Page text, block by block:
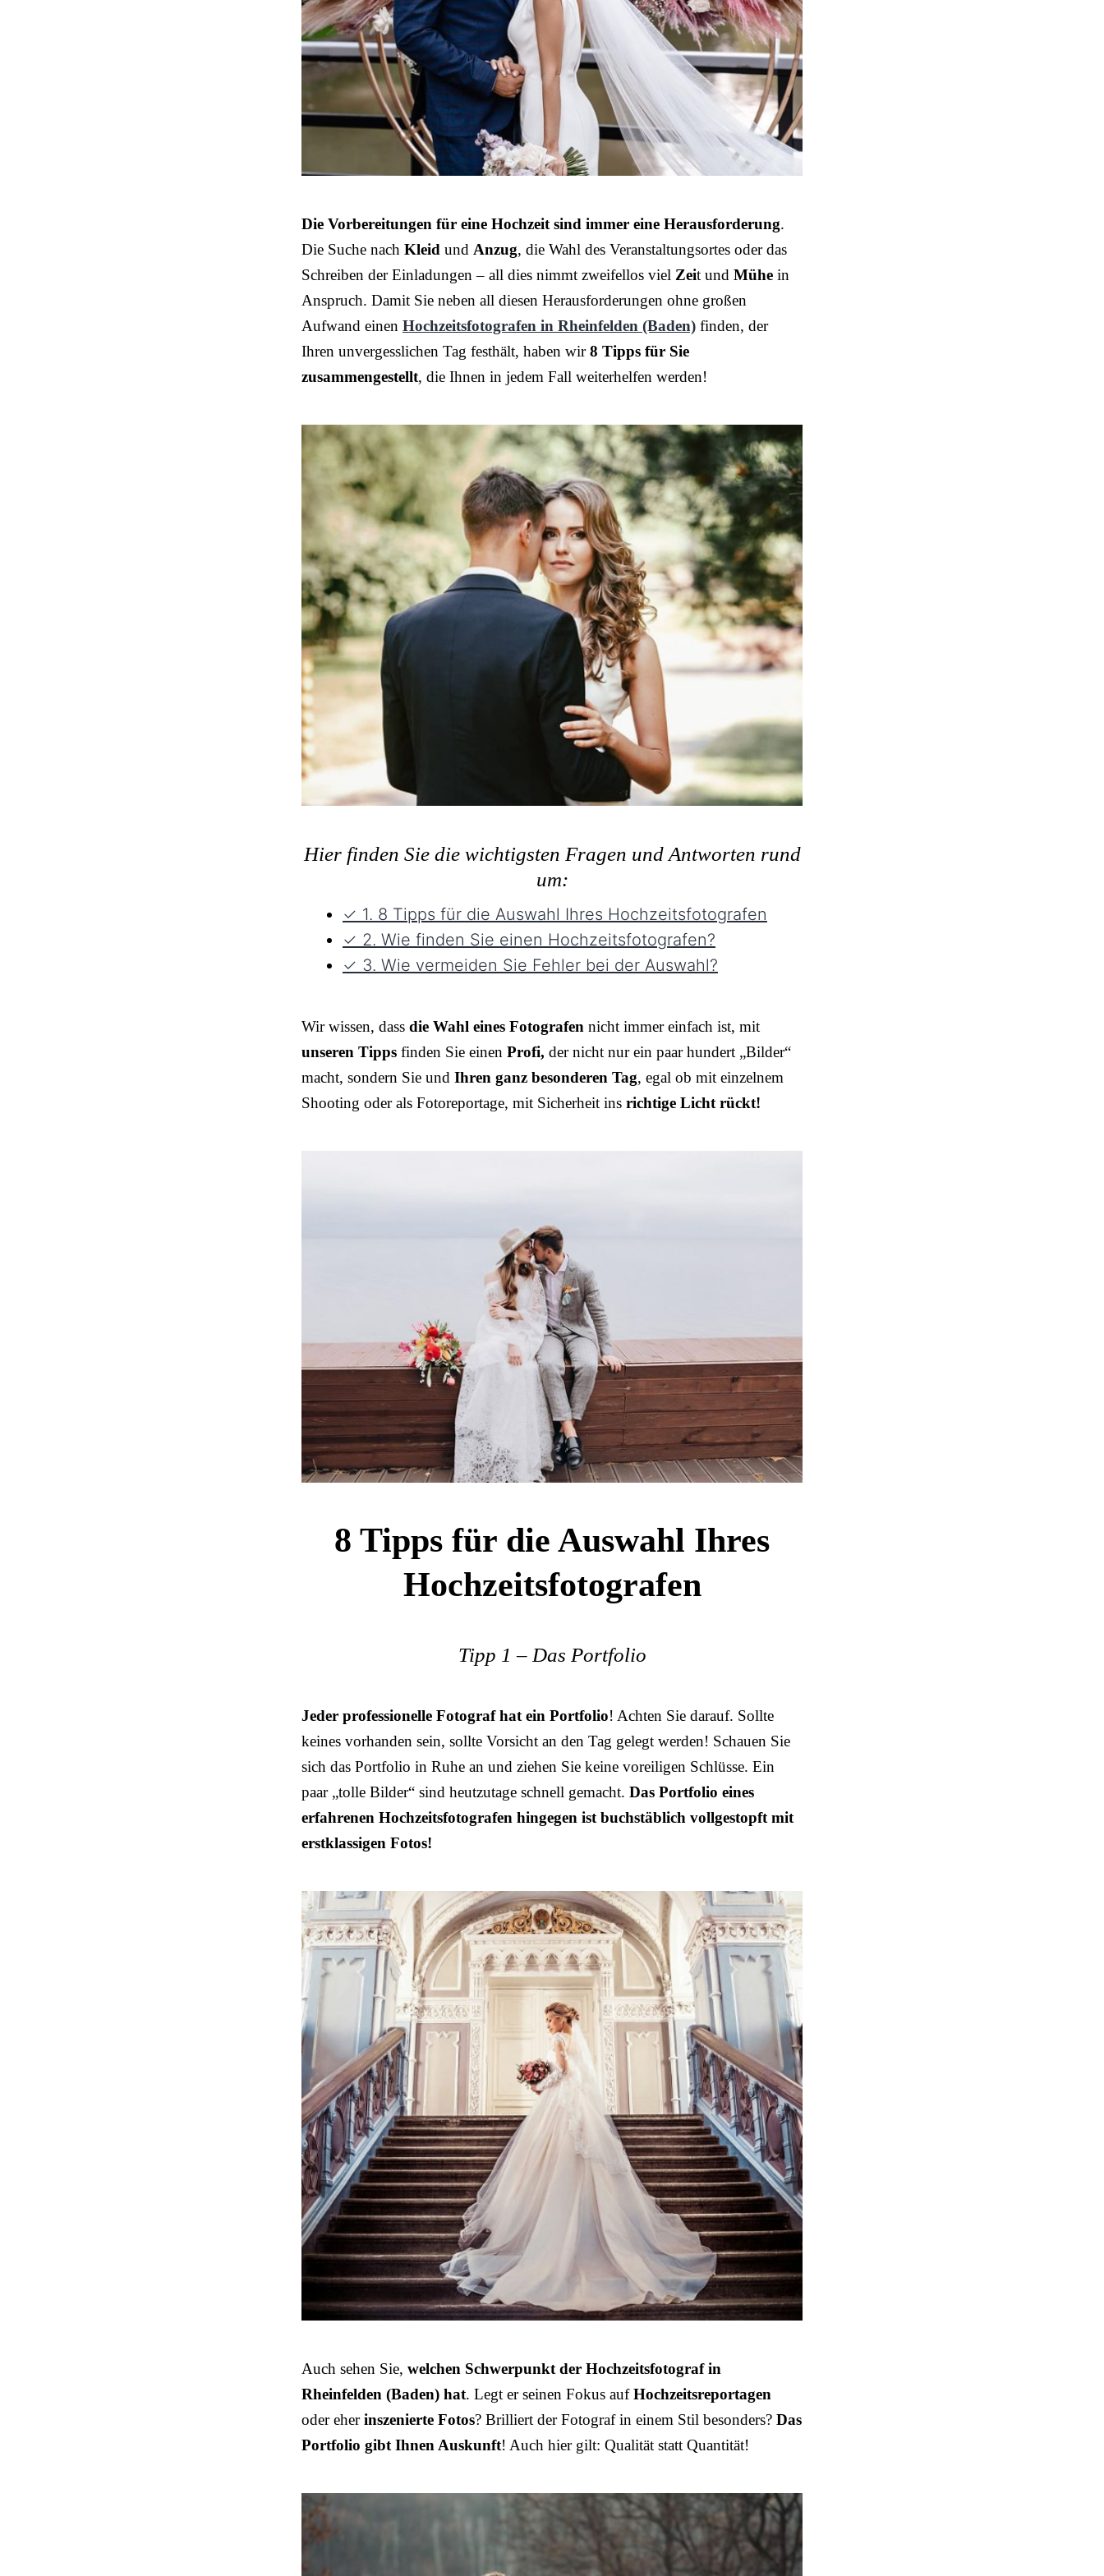
Die Vorbereitungen für eine Hochzeit sind immer eine Herausforderung.
Die Suche nach Kleid und Anzug, die Wahl des Veranstaltungsortes oder das
Schreiben der Einladungen – all dies nimmt zweifellos viel Zeit und Mühe in
Anspruch. Damit Sie neben all diesen Herausforderungen ohne großen
Aufwand einen Hochzeitsfotografen in Rheinfelden (Baden) finden, der
Ihren unvergesslichen Tag festhält, haben wir8 Tipps für Sie
zusammengestellt, die Ihnen in jedem Fall weiterhelfen werden!
Hier finden Sie die wichtigsten Fragen und Antworten rund
um:
✓ 1. 8 Tipps für die Auswahl Ihres Hochzeitsfotografen
✓ 2. Wie finden Sie einen Hochzeitsfotografen?
✓ 3. Wie vermeiden Sie Fehler bei der Auswahl?
Wir wissen, dass die Wahl eines Fotografen nicht immer einfach ist, mit
unseren Tipps finden Sie einen Profi, der nicht nur ein paar hundert „Bilder“
macht, sondern Sie und Ihren ganz besonderen Tag, egal ob mit einzelnem
Shooting oder als Fotoreportage, mit Sicherheit ins richtige Licht rückt!
8 Tipps für die Auswahl Ihres
Hochzeitsfotografen
Tipp 1 – Das Portfolio
Jeder professionelle Fotograf hat ein Portfolio! Achten Sie darauf. Sollte
keines vorhanden sein, sollte Vorsicht an den Tag gelegt werden! Schauen Sie
sich das Portfolio in Ruhe an und ziehen Sie keine voreiligen Schlüsse. Ein
paar „tolle Bilder“ sind heutzutage schnell gemacht. Das Portfolio eines
erfahrenen Hochzeitsfotografen hingegen ist buchstäblich vollgestopft mit
erstklassigen Fotos!
Auch sehen Sie, welchen Schwerpunkt der Hochzeitsfotograf in
Rheinfelden (Baden) hat. Legt er seinen Fokus aufHochzeitsreportagen
oder eherinszenierte Fotos? Brilliert der Fotograf in einem Stil besonders? Das
Portfolio gibt Ihnen Auskunft! Auch hier gilt: Qualität statt Quantität!